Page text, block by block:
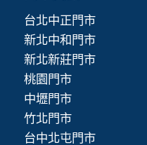
台北中正門市
新北中和門市
新北新莊門市
桃園門市
中壢門市
竹北門市
台中北屯門市